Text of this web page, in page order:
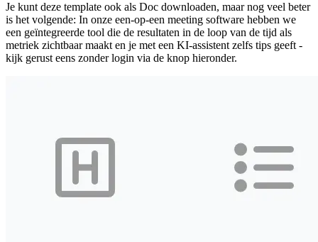
Je kunt deze template ook als Doc downloaden, maar nog veel beter
is het volgende: In onze een-op-een meeting software hebben we
een geïntegreerde tool die de resultaten in de loop van de tijd als
metriek zichtbaar maakt en je met een KI-assistent zelfs tips geeft -
kijk gerust eens zonder login via de knop hieronder.